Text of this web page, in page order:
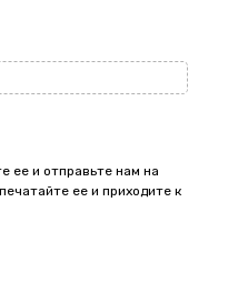
ее и отправьте нам на
ее и приходите к